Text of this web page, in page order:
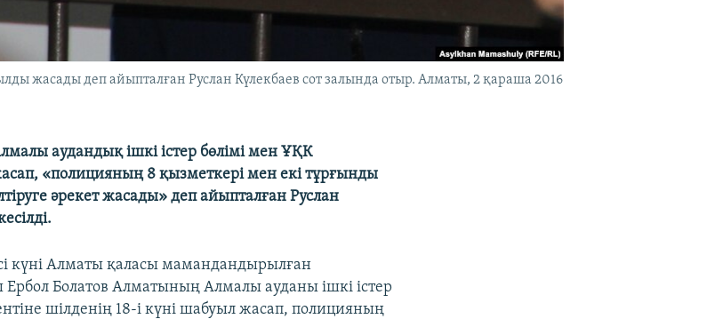
жасады деп айыпталған Руслан Күлекбаев сот залында отыр. Алматы, 2 қараша 2016
аудандық ішкі істер бөлімі мен ҰҚК
«полицияның 8 қызметкері мен екі тұрғынды
әрекет жасады» деп айыпталған Руслан
күні Алматы қаласы мамандандырылған
Ербол Болатов Алматының Алмалы ауданы ішкі істер
шілденің 18-і күні шабуыл жасап, полицияның